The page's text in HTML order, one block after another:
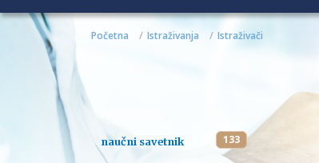
Početna Istraživanja Istraživači
naučni savetnik 133